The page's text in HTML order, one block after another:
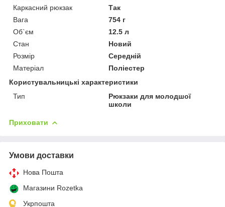
Каркасний рюкзак
Так
Вага
754 г
Об`єм
12.5 л
Стан
Новий
Розмір
Середній
Матеріал
Поліестер
Користувальницькі характеристики
Тип
Рюкзаки для молодшої
школи
Приховати
Умови доставки
Нова Пошта
Магазини Rozetka
Укрпошта